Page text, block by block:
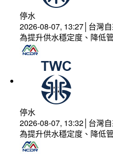
停水
2026-08-07, 13:27│台灣
為提升供水穩定度、降低
停水
2026-08-07, 13:32│台灣
為提升供水穩定度、降低